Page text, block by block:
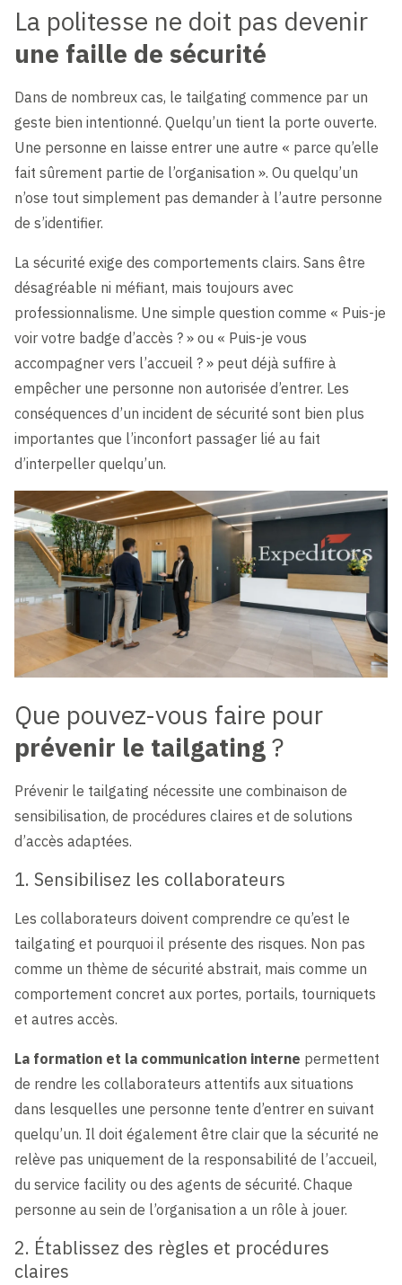
La politesse ne doit pas devenir
une faille de sécurité
Dans de nombreux cas, le tailgating commence par un
geste bien intentionné. Quelqu’un tient la porte ouverte.
Une personne en laisse entrer une autre « parce qu’elle
fait sûrement partie de l’organisation ». Ou quelqu’un
n’ose tout simplement pas demander à l’autre personne
de s’identifier.
La sécurité exige des comportements clairs. Sans être
désagréable ni méfiant, mais toujours avec
professionnalisme. Une simple question comme « Puis-je
voir votre badge d’accès ? » ou « Puis-je vous
accompagner vers l’accueil ? » peut déjà suffire à
empêcher une personne non autorisée d’entrer. Les
conséquences d’un incident de sécurité sont bien plus
importantes que l’inconfort passager lié au fait
d’interpeller quelqu’un.
Que pouvez-vous faire pour
prévenir le tailgating?
Prévenir le tailgating nécessite une combinaison de
sensibilisation, de procédures claires et de solutions
d’accès adaptées.
1. Sensibilisez les collaborateurs
Les collaborateurs doivent comprendre ce qu’est le
tailgating et pourquoi il présente des risques. Non pas
comme un thème de sécurité abstrait, mais comme un
comportement concret aux portes, portails, tourniquets
et autres accès.
La formation et la communication interne permettent
de rendre les collaborateurs attentifs aux situations
dans lesquelles une personne tente d’entrer en suivant
quelqu’un. Il doit également être clair que la sécurité ne
relève pas uniquement de la responsabilité de l’accueil,
du service facility ou des agents de sécurité. Chaque
personne au sein de l’organisation a un rôle à jouer.
2. Établissez des règles et procédures
claires